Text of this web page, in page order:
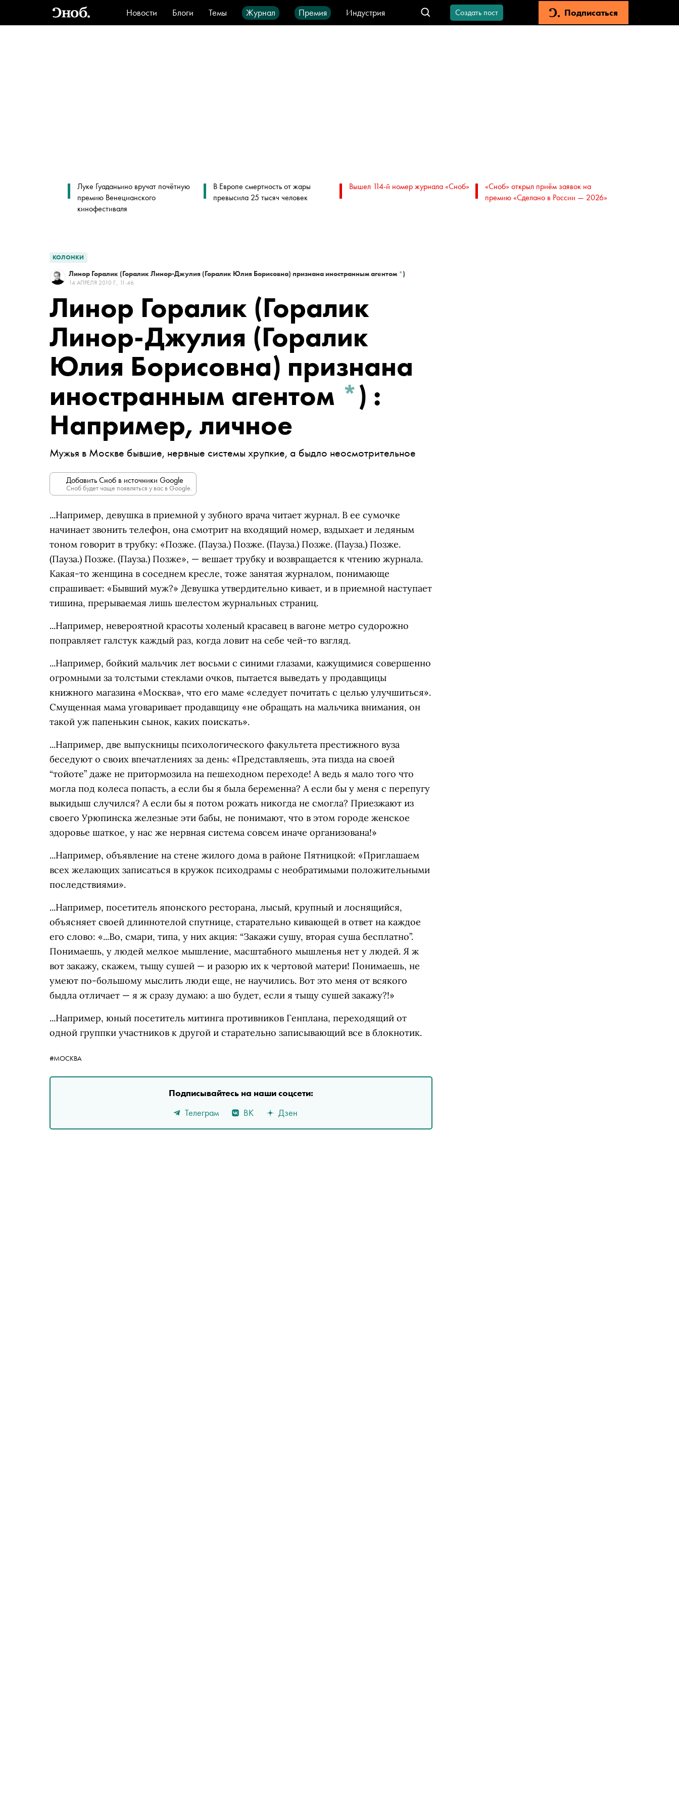
Новости Блоги Темы Журнал Премия
Индустрия
Стиль
Видео Город IT-продукты
Создать пост Подписаться
Луке Гуаданьино вручат почётную
премию Венецианского
кинофестиваля
В Европе смертность от жары
превысила 25 тысяч человек
Вышел 114-й номер журнала «Сноб»
«Сноб» открыл приём заявок на
премию «Сделано в России — 2026»
КОЛОНКИ
Линор Горалик (Горалик Линор-Джулия (Горалик Юлия Борисовна) признана иностранным агентом *)
14 АПРЕЛЯ 2010 Г., 11:46
Линор Горалик (Горалик
Линор-Джулия (Горалик
Юлия Борисовна) признана
иностранным агентом *) :
Например, личное
Мужья в Москве бывшие, нервные системы хрупкие, а быдло неосмотрительное
Добавить Сноб в источники Google
Сноб будет чаще появляться у вас в Google.
...Например, девушка в приемной у зубного врача читает журнал. В ее сумочке
начинает звонить телефон, она смотрит на входящий номер, вздыхает и ледяным
тоном говорит в трубку: «Позже. (Пауза.) Позже. (Пауза.) Позже. (Пауза.) Позже.
(Пауза.) Позже. (Пауза.) Позже», — вешает трубку и возвращается к чтению журнала.
Какая-то женщина в соседнем кресле, тоже занятая журналом, понимающе
спрашивает: «Бывший муж?» Девушка утвердительно кивает, и в приемной наступает
тишина, прерываемая лишь шелестом журнальных страниц.
...Например, невероятной красоты холеный красавец в вагоне метро судорожно
поправляет галстук каждый раз, когда ловит на себе чей-то взгляд.
...Например, бойкий мальчик лет восьми с синими глазами, кажущимися совершенно
огромными за толстыми стеклами очков, пытается выведать у продавщицы
книжного магазина «Москва», что его маме «следует почитать с целью улучшиться».
Смущенная мама уговаривает продавщицу «не обращать на мальчика внимания, он
такой уж папенькин сынок, каких поискать».
...Например, две выпускницы психологического факультета престижного вуза
беседуют о своих впечатлениях за день: «Представляешь, эта пизда на своей
“тойоте” даже не притормозила на пешеходном переходе! А ведь я мало того что
могла под колеса попасть, а если бы я была беременна? А если бы у меня с перепугу
выкидыш случился? А если бы я потом рожать никогда не смогла? Приезжают из
своего Урюпинска железные эти бабы, не понимают, что в этом городе женское
здоровье шаткое, у нас же нервная система совсем иначе организована!»
...Например, объявление на стене жилого дома в районе Пятницкой: «Приглашаем
всех желающих записаться в кружок психодрамы с необратимыми положительными
последствиями».
...Например, посетитель японского ресторана, лысый, крупный и лоснящийся,
объясняет своей длиннотелой спутнице, старательно кивающей в ответ на каждое
его слово: «...Во, смари, типа, у них акция: “Закажи сушу, вторая суша бесплатно”.
Понимаешь, у людей мелкое мышление, масштабного мышленья нет у людей. Я ж
вот закажу, скажем, тыщу сушей — и разорю их к чертовой матери! Понимаешь, не
умеют по-большому мыслить люди еще, не научились. Вот это меня от всякого
быдла отличает — я ж сразу думаю: а шо будет, если я тыщу сушей закажу?!»
...Например, юный посетитель митинга противников Генплана, переходящий от
одной группки участников к другой и старательно записывающий все в блокнотик.
#МОСКВА
Подписывайтесь на наши соцсети:
Телеграм
ВК Дзен